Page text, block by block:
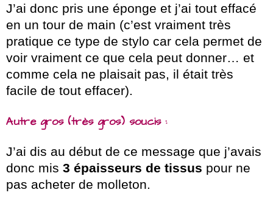
J’ai donc pris une éponge et j’ai tout effacé
en un tour de main (c’est vraiment très
pratique ce type de stylo car cela permet de
voir vraiment ce que cela peut donner… et
comme cela ne plaisait pas, il était très
facile de tout effacer).
Autre gros (très gros) soucis :
J’ai dis au début de ce message que j’avais
donc mis 3 épaisseurs de tissus pour ne
pas acheter de molleton.